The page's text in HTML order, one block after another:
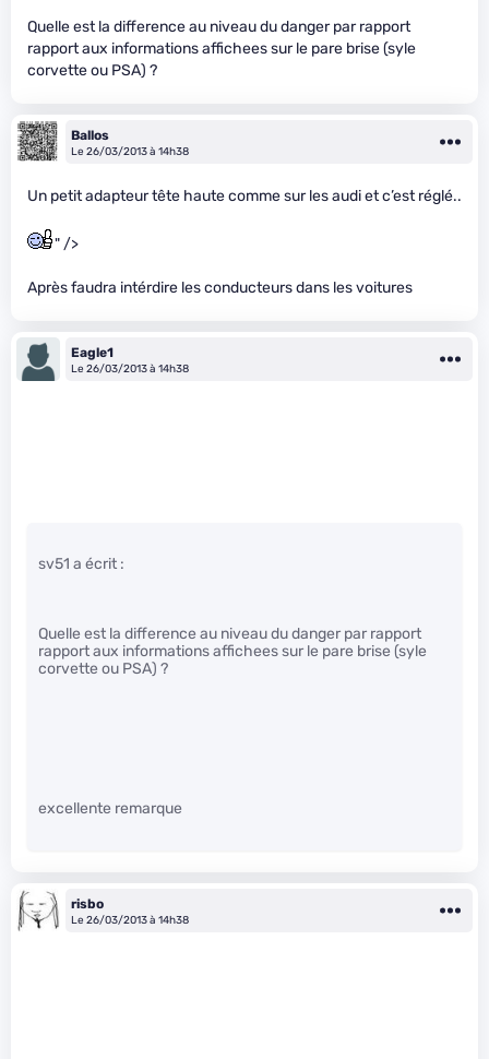
Quelle est la difference au niveau du danger par rapport
rapport aux informations affichees sur le pare brise (syle
corvette ou PSA) ?
Ballos
Le 26/03/2013 à 14h38
Un petit adapteur tête haute comme sur les audi et c’est réglé..
" />
Après faudra intérdire les conducteurs dans les voitures
Eagle1
Le 26/03/2013 à 14h38
sv51 a écrit :
Quelle est la difference au niveau du danger par rapport
rapport aux informations affichees sur le pare brise (syle
corvette ou PSA) ?
excellente remarque
risbo
Le 26/03/2013 à 14h38